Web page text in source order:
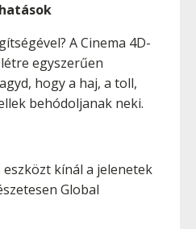
A Cinema 4D-
egyszerűen
hogy a haj, a toll,
behódoljanak neki.
eszközt kínál a jelenetek
Global